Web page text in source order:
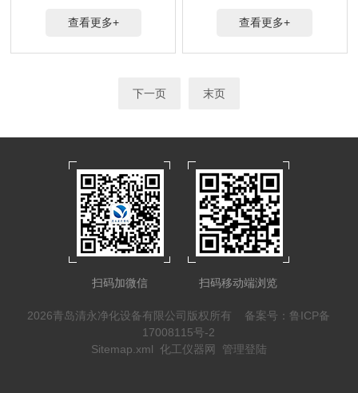
查看更多+ 查看更多+
下一页 末页
扫码加微信 扫码移动端浏览
2026青岛清永净化设备有限公司版权所有 备案号：鲁ICP备
17008115号-2
Sitemap.xml 化工仪器网 管理登陆